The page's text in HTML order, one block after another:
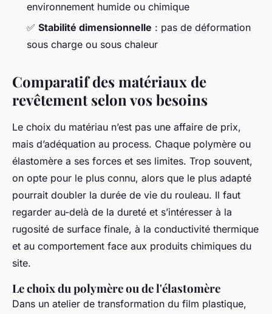
environnement humide ou chimique
✅ Stabilité dimensionnelle : pas de déformation
sous charge ou sous chaleur
Comparatif des matériaux de
revêtement selon vos besoins
Le choix du matériau n’est pas une affaire de prix,
mais d’adéquation au process. Chaque polymère ou
élastomère a ses forces et ses limites. Trop souvent,
on opte pour le plus connu, alors que le plus adapté
pourrait doubler la durée de vie du rouleau. Il faut
regarder au-delà de la dureté et s’intéresser à la
rugosité de surface finale, à la conductivité thermique
et au comportement face aux produits chimiques du
site.
Le choix du polymère ou de l'élastomère
Dans un atelier de transformation du film plastique,